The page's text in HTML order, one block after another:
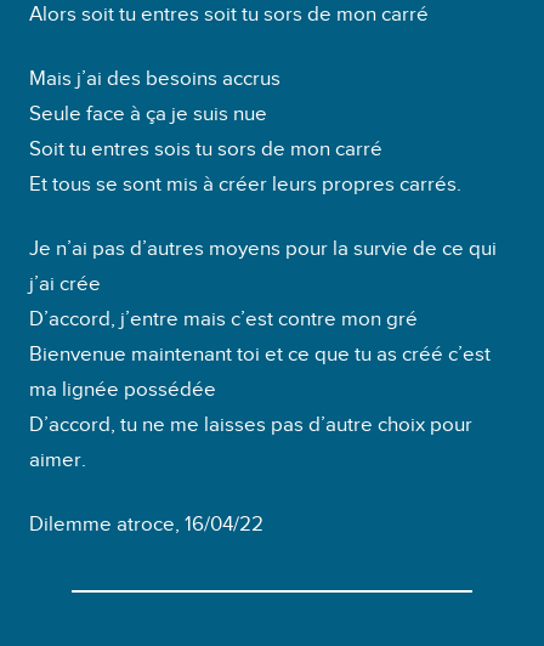
Alors soit tu entres soit tu sors de mon carré
Mais j’ai des besoins accrus
Seule face à ça je suis nue
Soit tu entres sois tu sors de mon carré
Et tous se sont mis à créer leurs propres carrés.
Je n’ai pas d’autres moyens pour la survie de ce qui
j’ai crée
D’accord, j’entre mais c’est contre mon gré
Bienvenue maintenant toi et ce que tu as créé c’est
ma lignée possédée
D’accord, tu ne me laisses pas d’autre choix pour
aimer.
Dilemme atroce, 16/04/22